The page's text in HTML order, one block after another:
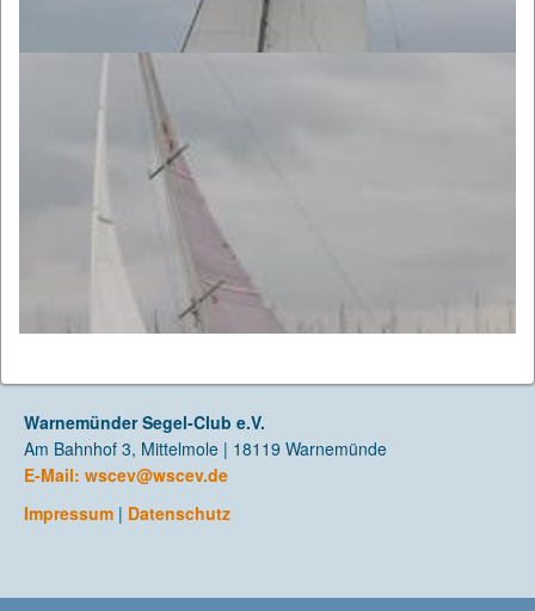
Warnemünder Segel-Club e.V.
Am Bahnhof 3, Mittelmole | 18119 Warnemünde
E-Mail: wscev@wscev.de
Impressum | Datenschutz